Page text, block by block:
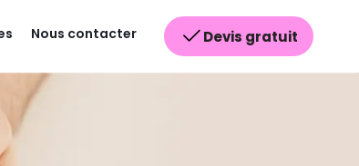
Nous contacter Devis gratuit